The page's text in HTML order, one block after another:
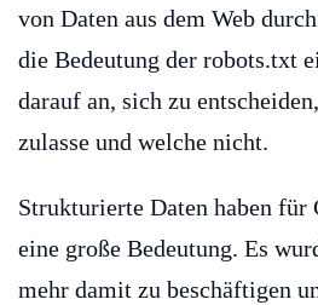
von Daten aus dem Web
die Bedeutung der robots.txt
darauf an, sich zu
zulasse und welche nicht.
Strukturierte Daten haben für
eine große Bedeutung. Es
mehr damit zu beschäftigen